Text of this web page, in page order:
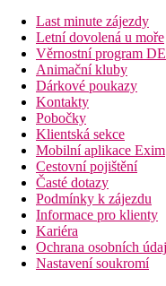
Last minute zájezdy
Letní dovolená u moře
Věrnostní program
Animační kluby
Dárkové poukazy
Kontakty
Pobočky
Klientská sekce
Mobilní aplikace Exim
Cestovní pojištění
Časté dotazy
Podmínky k zájezdu
Informace pro klienty
Kariéra
Ochrana osobních
Nastavení soukromí